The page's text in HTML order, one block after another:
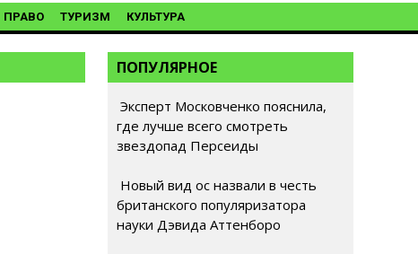
ПРАВО ТУРИЗМ КУЛЬТУРА
ПОПУЛЯРНОЕ
Эксперт Московченко пояснила,
где лучше всего смотреть
звездопад Персеиды
Новый вид ос назвали в честь
британского популяризатора
науки Дэвида Аттенборо